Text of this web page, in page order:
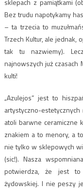
Bez trudu napotykamy
– ta trzecia to
Trzech Kultur, ale jednak,
tak tu nazwiemy).
najnowszych już czasach
kulti!
„Azulejos” jest to
artystyczno-
atoli barwne ceramiczne
znakiem a to menory, a
nie tylko w sklepowych
(sic!). Nasza
potwierdza, że jest to
żydowskiej. I nie peszy